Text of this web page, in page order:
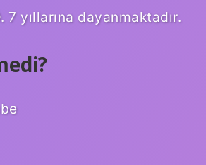
yıllarına dayanmaktadır.